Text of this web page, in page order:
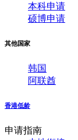
本科申请
硕博申请
其他国家
韩国
阿联酋
香港低龄
申请指南